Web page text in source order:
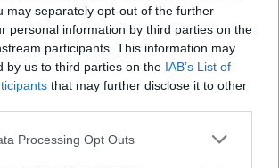
may separately opt-out of the further
personal information by third parties on the
participants. This information may
by us to third parties on the IAB’s List of
that may further disclose it to other
Processing Opt Outs